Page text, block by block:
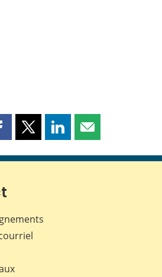
Partager
page
Partager
page
Partager
page